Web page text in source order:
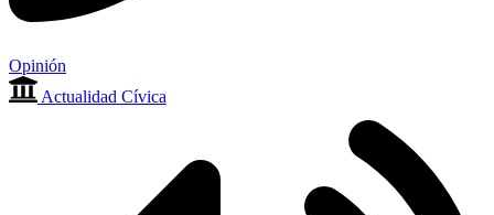
Opinión
Actualidad Cívica